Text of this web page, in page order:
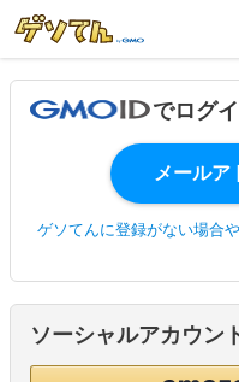
でログ
ゲソてんに登録がない場合
ソーシャルアカウン